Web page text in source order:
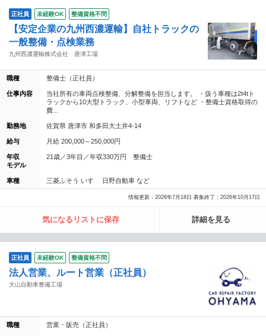
正社員 未経験OK 整備資格不問
【安定企業の九州西濃運輸】自社トラックの
一般整備・点検業務
九州西濃運輸株式会社 唐津工場
職種 整備士（正社員）
仕事内容
当社所有の車両点検整備、分解整備を担当します。 ・扱う車種は2t4tト
ラックから10大型トラック、小型車両、リフトなど ・整備士資格取得の
費...
勤務地 佐賀県 唐津市 和多田大土井4-14
給与 月給 200,000～250,000円
年収
モデル
21歳／3年目／年収330万円 整備士
車種 三菱ふそう いすゞ 日野自動車 など
情報更新：2026年7月18日 募集終了：2026年10月17日
気になるリストに保存 詳細を見る
正社員 未経験OK 整備資格不問
法人営業、ルート営業（正社員）
大山自動車整備工場
職種 営業・販売（正社員）